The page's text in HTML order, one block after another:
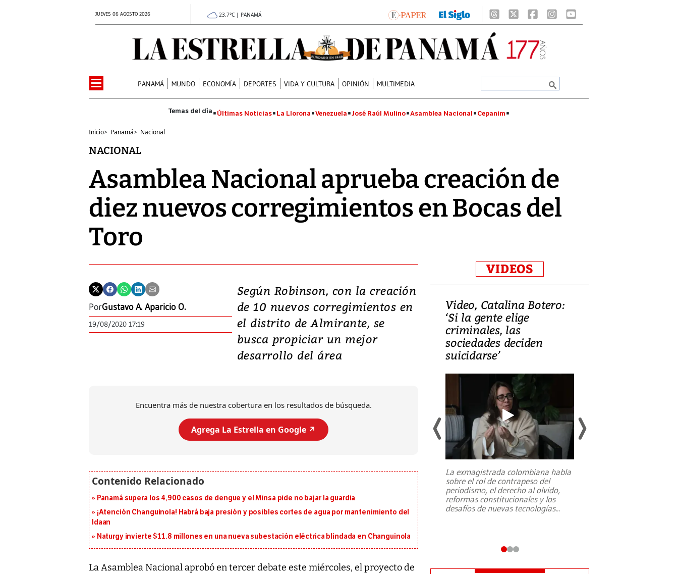
JUEVES 06 AGOSTO 2026 23.7°C | PANAMÁ
PANAMÁ MUNDO ECONOMÍA DEPORTES VIDA Y CULTURA OPINIÓN MULTIMEDIA
Últimas Noticias La Llorona Venezuela José Raúl Mulino Asamblea Nacional Cepanim
Inicio> Panamá> Nacional
NACIONAL
Asamblea Nacional aprueba creación de
diez nuevos corregimientos en Bocas del
Toro
PorGustavo A. Aparicio O.
19/08/2020 17:19
Según Robinson, con la creación
de 10 nuevos corregimientos en
el distrito de Almirante, se
busca propiciar un mejor
desarrollo del área
Encuentra más de nuestra cobertura en los resultados de búsqueda.
Agrega La Estrella en Google ↗️
Panamá supera los 4,900 casos de dengue y el Minsa pide no bajar la guardia
¡Atención Changuinola! Habrá baja presión y posibles cortes de agua por mantenimiento del
Idaan
Naturgy invierte $11.8 millones en una nueva subestación eléctrica blindada en Changuinola
La Asamblea Nacional aprobó en tercer debate este miércoles, el proyecto de
VIDEOS
Video, Japón: Terremoto
deja heridos y graves
daños en Kumamoto
al sur de Japón, provocando una
Video, Catalina Botero:
‘Si la gente elige
criminales, las
sociedades deciden
suicidarse’
La exmagistrada colombiana habla
sobre el rol de contrapeso del
periodismo, el derecho al olvido,
reformas constitucionales y los
desafíos de nuevas tecnologías...